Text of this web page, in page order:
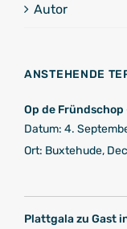
Autor
ANSTEHENDE
Op de
Datum: 4.
Ort: Buxtehude,
Plattgala zu Gast